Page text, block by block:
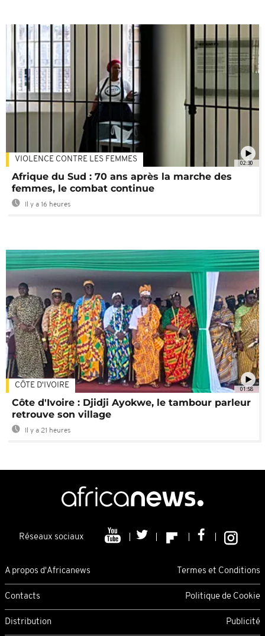
02:30
VIOLENCE CONTRE LES FEMMES
Afrique du Sud : 70 ans après la marche des
femmes, le combat continue
Il y a 16 heures
01:58
CÔTE D'IVOIRE
Côte d'Ivoire : Djidji Ayokwe, le tambour parleur
retrouve son village
Il y a 21 heures
Réseaux sociaux
A propos d'Africanews Termes et Conditions
Contacts Politique de Cookie
Distribution Publicité